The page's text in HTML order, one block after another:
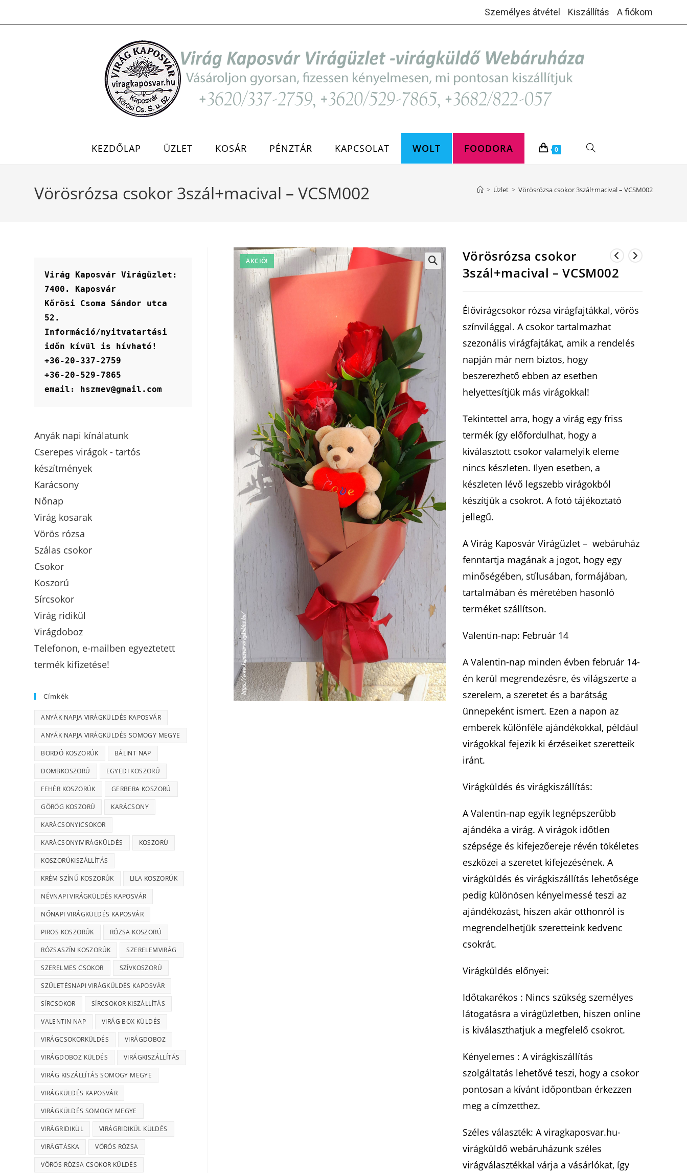
Személyes átvétel Kiszállítás A fiókom
KEZDŐLAP ÜZLET KOSÁR PÉNZTÁR KAPCSOLAT WOLT FOODORA 0 TOGGLE
Vörösrózsa csokor 3szál+macival – VCSM002 > Üzlet > Vörösrózsa csokor 3szál+macival – VCSM002
AKCIÓ!
Vörösrózsa csokor
3szál+macival – VCSM002
Élővirágcsokor rózsa virágfajtákkal, vörös
színvilággal. A csokor tartalmazhat
szezonális virágfajtákat, amik a rendelés
napján már nem biztos, hogy
beszerezhető ebben az esetben
helyettesítjük más virágokkal!
Tekintettel arra, hogy a virág egy friss
termék így előfordulhat, hogy a
kiválasztott csokor valamelyik eleme
nincs készleten. Ilyen esetben, a
készleten lévő legszebb virágokból
készítjük a csokrot. A fotó tájékoztató
jellegű.
A Virág Kaposvár Virágüzlet – webáruház
fenntartja magának a jogot, hogy egy
minőségében, stílusában, formájában,
tartalmában és méretében hasonló
terméket szállítson.
Valentin-nap: Február 14
A Valentin-nap minden évben február 14-
én kerül megrendezésre, és világszerte a
szerelem, a szeretet és a barátság
ünnepeként ismert. Ezen a napon az
emberek különféle ajándékokkal, például
virágokkal fejezik ki érzéseiket szeretteik
iránt.
Virágküldés és virágkiszállítás:
A Valentin-nap egyik legnépszerűbb
ajándéka a virág. A virágok időtlen
szépsége és kifejezőereje révén tökéletes
eszközei a szeretet kifejezésének. A
virágküldés és virágkiszállítás lehetősége
pedig különösen kényelmessé teszi az
ajándékozást, hiszen akár otthonról is
megrendelhetjük szeretteink kedvenc
csokrát.
Virágküldés előnyei:
Időtakarékos : Nincs szükség személyes
látogatásra a virágüzletben, hiszen online
is kiválaszthatjuk a megfelelő csokrot.
Kényelemes : A virágkiszállítás
szolgáltatás lehetővé teszi, hogy a csokor
pontosan a kívánt időpontban érkezzen
meg a címzetthez.
Széles választék: A viragkaposvar.hu-
virágküldő webáruházunk széles
virágválasztékkal várja a vásárlókat, így
Virág Kaposvár Virágüzlet:
7400. Kaposvár
Kőrösi Csoma Sándor utca
52.
Információ/nyitvatartási
időn kívül is hívható!
+36-20-337-2759
+36-20-529-7865
email: hszmev@gmail.com
Anyák napi kínálatunk
Cserepes virágok - tartós
készítmények
Karácsony
Nőnap
Virág kosarak
Vörös rózsa
Szálas csokor
Csokor
Koszorú
Sírcsokor
Virág ridikül
Virágdoboz
Telefonon, e-mailben egyeztetett
termék kifizetése!
Címkék
ANYÁK NAPJA VIRÁGKÜLDÉS KAPOSVÁR
ANYÁK NAPJA VIRÁGKÜLDÉS SOMOGY MEGYE
BORDÓ KOSZORÚK BÁLINT NAP
DOMBKOSZORÚ EGYEDI KOSZORÚ
FEHÉR KOSZORÚK GERBERA KOSZORÚ
GÖRÖG KOSZORÚ KARÁCSONY
KARÁCSONYICSOKOR
KARÁCSONYIVIRÁGKÜLDÉS KOSZORÚ
KOSZORÚKISZÁLLÍTÁS
KRÉM SZÍNŰ KOSZORÚK LILA KOSZORÚK
NÉVNAPI VIRÁGKÜLDÉS KAPOSVÁR
NŐNAPI VIRÁGKÜLDÉS KAPOSVÁR
PIROS KOSZORÚK RÓZSA KOSZORÚ
RÓZSASZÍN KOSZORÚK SZERELEMVIRÁG
SZERELMES CSOKOR SZÍVKOSZORÚ
SZÜLETÉSNAPI VIRÁGKÜLDÉS KAPOSVÁR
SÍRCSOKOR SÍRCSOKOR KISZÁLLÍTÁS
VALENTIN NAP VIRÁG BOX KÜLDÉS
VIRÁGCSOKORKÜLDÉS VIRÁGDOBOZ
VIRÁGDOBOZ KÜLDÉS VIRÁGKISZÁLLÍTÁS
VIRÁG KISZÁLLÍTÁS SOMOGY MEGYE
VIRÁGKÜLDÉS KAPOSVÁR
VIRÁGKÜLDÉS SOMOGY MEGYE
VIRÁGRIDIKÜL VIRÁGRIDIKÜL KÜLDÉS
VIRÁGTÁSKA VÖRÖS RÓZSA
VÖRÖS RÓZSA CSOKOR KÜLDÉS